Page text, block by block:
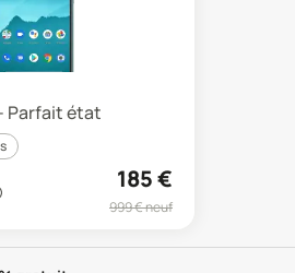
Parfait état
185€
999€ neuf